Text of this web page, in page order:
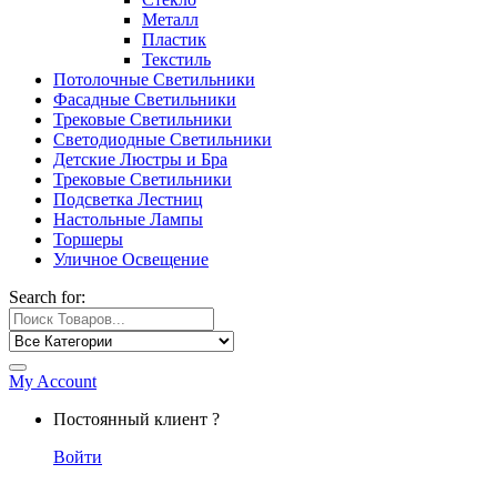
Металл
Пластик
Текстиль
Потолочные Светильники
Фасадные Светильники
Трековые Светильники
Светодиодные Светильники
Детские Люстры и Бра
Трековые Светильники
Подсветка Лестниц
Настольные Лампы
Торшеры
Уличное Освещение
Search for:
My Account
Постоянный клиент ?
Войти